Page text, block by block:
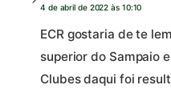
4 de abril de 2022 às 10:10
ECR gostaria de te
superior do Sampaio
Clubes daqui foi